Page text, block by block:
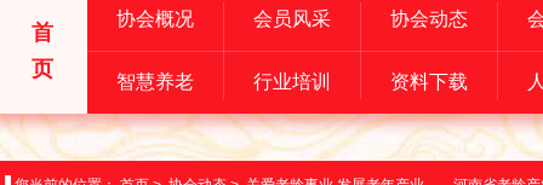
首
页
协会概况 会员风采 协会动态
智慧养老 行业培训 资料下载